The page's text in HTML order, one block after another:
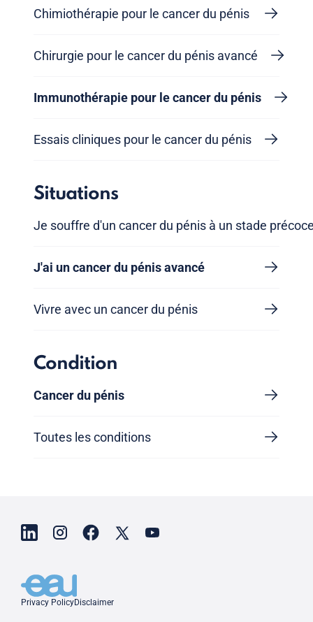
Chimiothérapie pour le cancer du pénis
Chirurgie pour le cancer du pénis avancé
Immunothérapie pour le cancer du pénis
Essais cliniques pour le cancer du pénis
Situations
Je souffre d'un cancer du pénis à un stade
J'ai un cancer du pénis avancé
Vivre avec un cancer du pénis
Condition
Cancer du pénis
Toutes les conditions
Privacy PolicyDisclaimer